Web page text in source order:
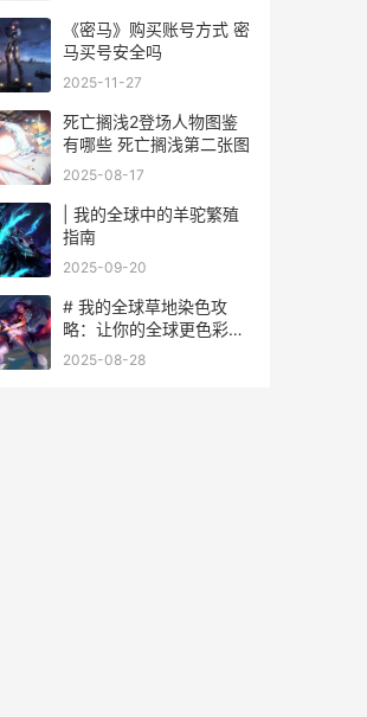
《密马》购买账号方式 密
马买号安全吗
2025-11-27
死亡搁浅2登场人物图鉴
有哪些 死亡搁浅第二张图
2025-08-17
| 我的全球中的羊驼繁殖
指南
2025-09-20
# 我的全球草地染色攻
略：让你的全球更色彩斑
斓
2025-08-28